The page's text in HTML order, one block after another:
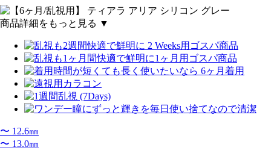
商品詳細をもっと見る ▼
〜 12.6㎜
〜 13.0㎜